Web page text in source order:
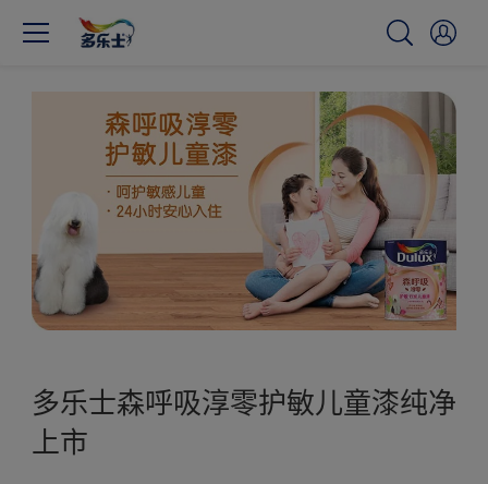
多乐士森呼吸淳零护敏儿童漆纯净
上市